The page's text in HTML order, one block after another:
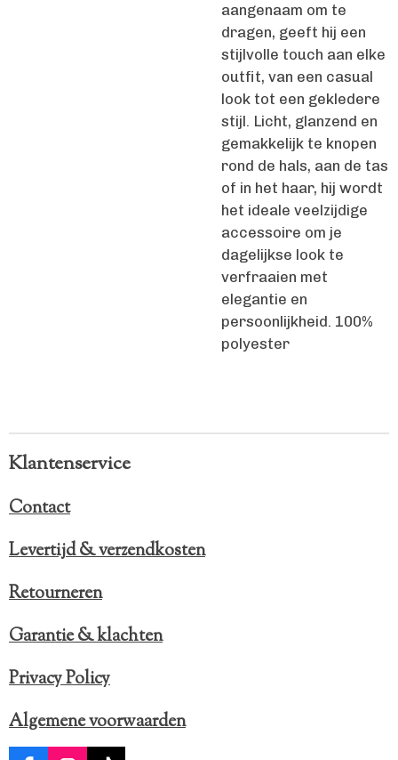
aangenaam om te
dragen, geeft hij een
stijlvolle touch aan elke
outfit, van een casual
look tot een gekledere
stijl. Licht, glanzend en
gemakkelijk te knopen
rond de hals, aan de tas
of in het haar, hij wordt
het ideale veelzijdige
accessoire om je
dagelijkse look te
verfraaien met
elegantie en
persoonlijkheid. 100%
polyester
Klantenservice
Contact
Levertijd & verzendkosten
Retourneren
Garantie & klachten
Privacy Policy
Algemene voorwaarden